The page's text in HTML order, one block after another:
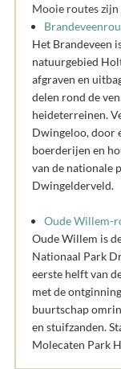
Mooie routes zijn
Het Brandeveen
natuurge­bied
afgraven en
delen rond de
heideterreinen.
Dwinge­loo, door
boerderijen en
van de nationale
Dwingelderveld.
Oude Willem-
Oude Willem is
Nationaal Park
eerste helft van
met de
buurtschap
en stuifzanden.
Molecaten Park